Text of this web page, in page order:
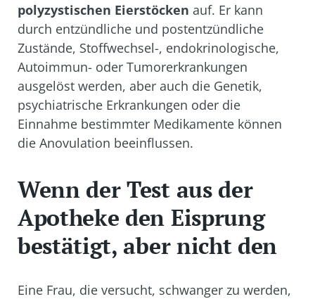
polyzystischen Eierstöcken auf. Er kann
durch entzündliche und postentzündliche
Zustände, Stoffwechsel-, endokrinologische,
Autoimmun- oder Tumorerkrankungen
ausgelöst werden, aber auch die Genetik,
psychiatrische Erkrankungen oder die
Einnahme bestimmter Medikamente können
die Anovulation beeinflussen.
Wenn der Test aus der
Apotheke den Eisprung
bestätigt, aber nicht den
Eine Frau, die versucht, schwanger zu werden,